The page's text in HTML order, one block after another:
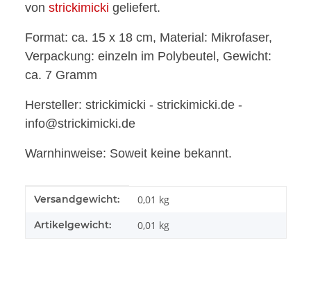
von strickimicki geliefert.
Format: ca. 15 x 18 cm, Material: Mikrofaser,
Verpackung: einzeln im Polybeutel, Gewicht:
ca. 7 Gramm
Hersteller: strickimicki - strickimicki.de -
info@strickimicki.de
Warnhinweise: Soweit keine bekannt.
Produkteigenschaft
Wert
Versandgewicht: 0,01 kg
Artikelgewicht: 0,01 kg